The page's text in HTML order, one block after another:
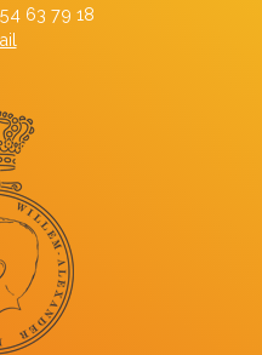
63 79 18